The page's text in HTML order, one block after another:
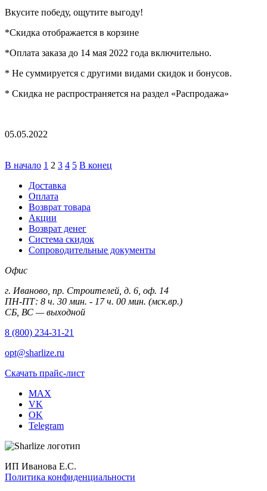
Вкусите победу, ощутите выгоду!
*Скидка отображается в корзине
*Оплата заказа до 14 мая 2022 года включительно.
* Не суммируется с другими видами скидок и бонусов.
* Скидка не распространяется на раздел «Распродажа»
05.05.2022
В начало 1 2 3 4 5 В конец
Доставка
Оплата
Возврат товара
Акции
Возврат денег
Система скидок
Сопроводительные документы
Офис
г. Иваново, пр. Строителей, д. 6, оф. 14
ПН-ПТ: 8 ч. 30 мин. - 17 ч. 00 мин. (мск.вр.)
СБ, ВС — выходной
8 (800) 234-31-21
opt@sharlize.ru
Скачать прайс-лист
MAX
VK
OK
Telegram
ИП Иванова Е.С.
Политика конфиденциальности